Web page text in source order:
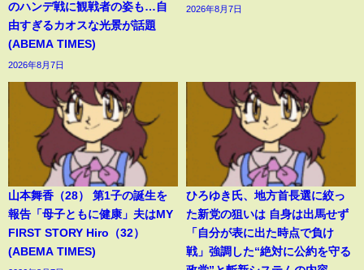
のハンデ戦に観戦者の姿も…自
由すぎるカオスな光景が話題
(ABEMA TIMES)
2026年8月7日
2026年8月7日
山本舞香（28） 第1子の誕生を
報告「母子ともに健康」夫はMY
FIRST STORY Hiro（32）
(ABEMA TIMES)
ひろゆき氏、地方首長選に絞っ
た新党の狙いは 自身は出馬せず
「自分が表に出た時点で負け
戦」強調した“絶対に公約を守る